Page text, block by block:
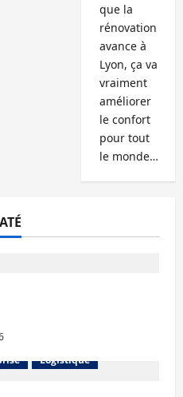
que la
rénovation
avance à
Lyon, ça va
vraiment
améliorer
le confort
pour tout
le monde…
L'avis des courtiers
Logistique